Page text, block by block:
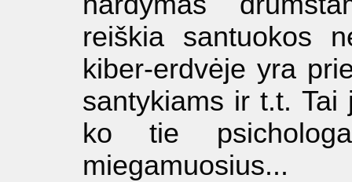
reiškia santuokos
kiber-erdvėje yra
santykiams ir t.t.
ko tie
miegamuosius...